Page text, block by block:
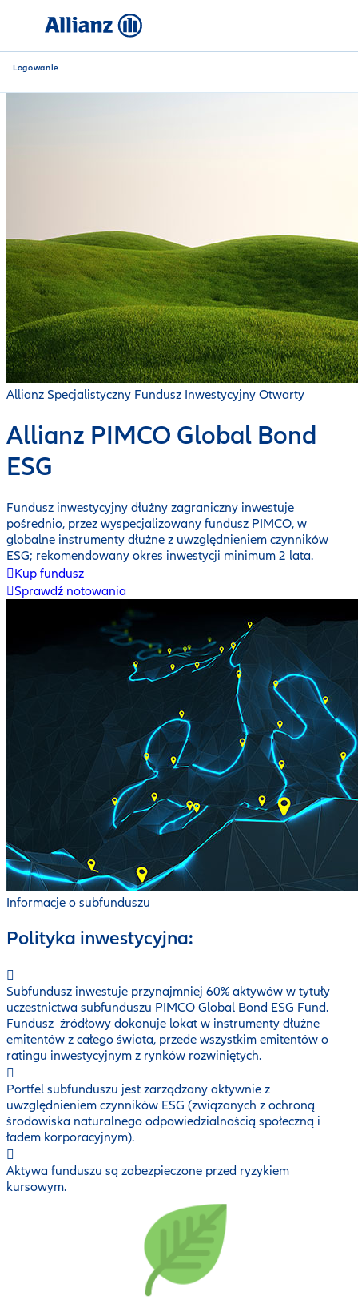
Logowanie
Allianz Specjalistyczny Fundusz Inwestycyjny Otwarty
Allianz PIMCO Global Bond
ESG
Fundusz inwestycyjny dłużny zagraniczny inwestuje
pośrednio, przez wyspecjalizowany fundusz PIMCO, w
globalne instrumenty dłużne z uwzględnieniem czynników
ESG; rekomendowany okres inwestycji minimum 2 lata.
Kup fundusz
Sprawdź notowania
Informacje o subfunduszu
Polityka inwestycyjna:
Subfundusz inwestuje przynajmniej 60% aktywów w tytuły
uczestnictwa subfunduszu PIMCO Global Bond ESG Fund.
Fundusz źródłowy dokonuje lokat w instrumenty dłużne
emitentów z całego świata, przede wszystkim emitentów o
ratingu inwestycyjnym z rynków rozwiniętych.
Portfel subfunduszu jest zarządzany aktywnie z
uwzględnieniem czynników ESG (związanych z ochroną
środowiska naturalnego odpowiedzialnością społeczną i
ładem korporacyjnym).
Aktywa funduszu są zabezpieczone przed ryzykiem
kursowym.